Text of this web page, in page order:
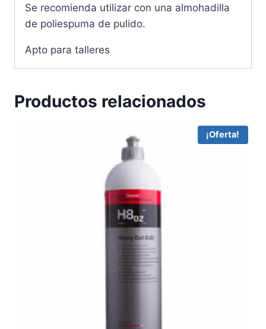
Se recomienda utilizar con una almohadilla
de poliespuma de pulido.
Apto para talleres
Productos relacionados
¡Oferta!